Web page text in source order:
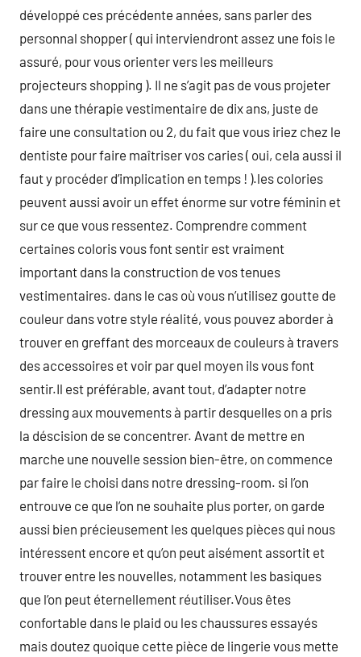
développé ces précédente années, sans parler des
personnal shopper ( qui interviendront assez une fois le
assuré, pour vous orienter vers les meilleurs
projecteurs shopping ). Il ne s’agit pas de vous projeter
dans une thérapie vestimentaire de dix ans, juste de
faire une consultation ou 2, du fait que vous iriez chez le
dentiste pour faire maîtriser vos caries ( oui, cela aussi il
faut y procéder d’implication en temps ! ).les colories
peuvent aussi avoir un effet énorme sur votre féminin et
sur ce que vous ressentez. Comprendre comment
certaines coloris vous font sentir est vraiment
important dans la construction de vos tenues
vestimentaires. dans le cas où vous n’utilisez goutte de
couleur dans votre style réalité, vous pouvez aborder à
trouver en greffant des morceaux de couleurs à travers
des accessoires et voir par quel moyen ils vous font
sentir.Il est préférable, avant tout, d’adapter notre
dressing aux mouvements à partir desquelles on a pris
la déscision de se concentrer. Avant de mettre en
marche une nouvelle session bien-être, on commence
par faire le choisi dans notre dressing-room. si l’on
entrouve ce que l’on ne souhaite plus porter, on garde
aussi bien précieusement les quelques pièces qui nous
intéressent encore et qu’on peut aisément assortit et
trouver entre les nouvelles, notamment les basiques
que l’on peut éternellement réutiliser.Vous êtes
confortable dans le plaid ou les chaussures essayés
mais doutez quoique cette pièce de lingerie vous mette